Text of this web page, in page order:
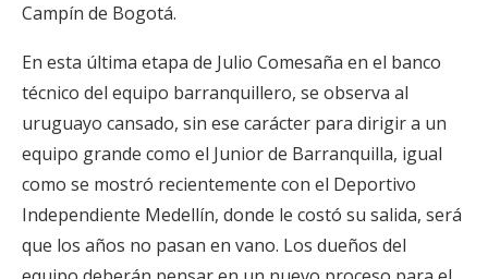
Campín de Bogotá.
En esta última etapa de Julio Comesaña en el banco
técnico del equipo barranquillero, se observa al
uruguayo cansado, sin ese carácter para dirigir a un
equipo grande como el Junior de Barranquilla, igual
como se mostró recientemente con el Deportivo
Independiente Medellín, donde le costó su salida, será
que los años no pasan en vano. Los dueños del